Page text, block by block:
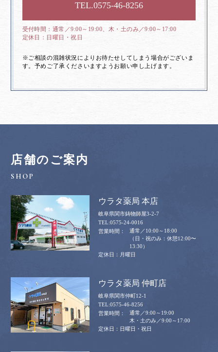
0575-46-8256
通常／9:00～19:00、木・土のみ／9:00～17:00
日曜日・祝日
※ご相談の混雑状況によりお待たせしてしまう場合がございま
す。予めご了承くださいますようお願い申し上げます。
店舗のご案内
ウラタ薬局 本店
岐阜県関市鋳物師屋3-2-7
0575-24-0016
通常／10:00～18:00
（日・祝のみ：休憩12:00〜
13:30）
月曜日
ウラタ薬局 仲町店
岐阜県関市仲町12-1
0575-46-8256
通常／9:00～19:00
木・土のみ／9:00～17:00
日曜日・祝日